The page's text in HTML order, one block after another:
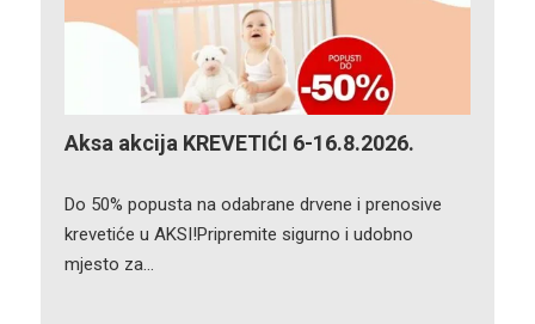
Aksa akcija KREVETIĆI 6-16.8.2026.
Do 50% popusta na odabrane drvene i prenosive
krevetiće u AKSI!Pripremite sigurno i udobno
mjesto za…